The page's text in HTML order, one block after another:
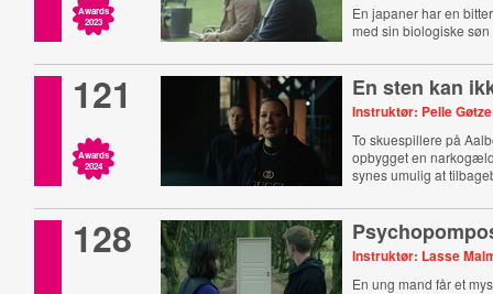
Awards
2023
En japaner har en
med sin biologiske
121
Awards
2024
En sten kan
Instruktør: Pelle
To skuespillere på
opbygget en
synes umulig at
128 Instruktør: Lasse
En ung mand får et